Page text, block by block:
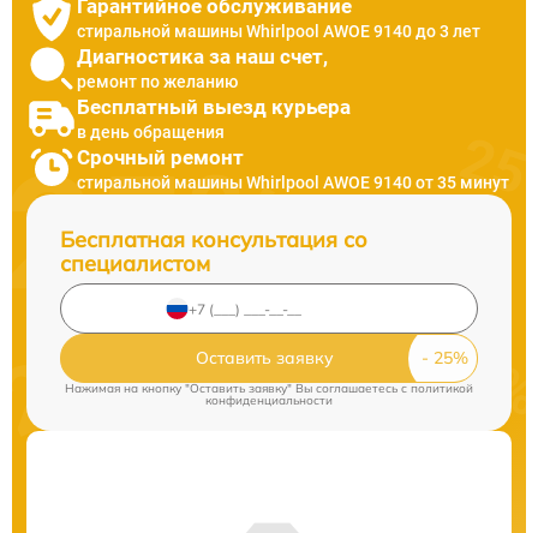
Гарантийное обслуживание
стиральной машины Whirlpool AWOE 9140 до 3 лет
Диагностика за наш счет,
ремонт по желанию
Бесплатный выезд курьера
в день обращения
Срочный ремонт
стиральной машины Whirlpool AWOE 9140 от 35 минут
Бесплатная консультация со
специалистом
Оставить заявку
Нажимая на кнопку "Оставить заявку" Вы соглашаетесь c политикой
конфиденциальности